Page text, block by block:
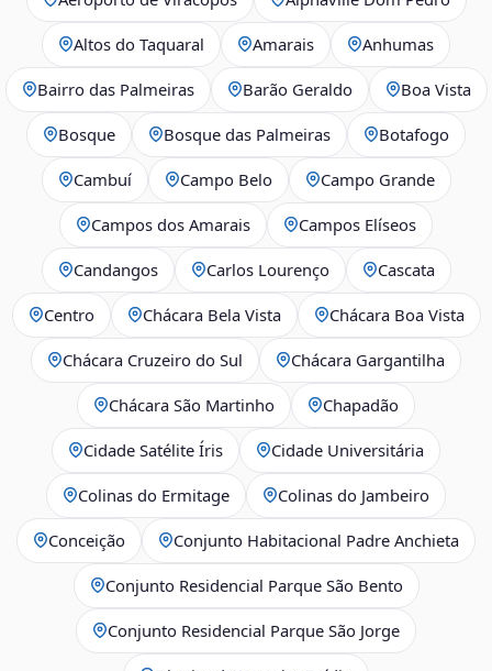
Altos do Taquaral Amarais Anhumas
Bairro das Palmeiras Barão Geraldo Boa Vista
Bosque Bosque das Palmeiras Botafogo
Cambuí Campo Belo Campo Grande
Campos dos Amarais Campos Elíseos
Candangos Carlos Lourenço Cascata
Centro Chácara Bela Vista Chácara Boa Vista
Chácara Cruzeiro do Sul Chácara Gargantilha
Chácara São Martinho Chapadão
Cidade Satélite Íris Cidade Universitária
Colinas do Ermitage Colinas do Jambeiro
Conceição Conjunto Habitacional Padre Anchieta
Conjunto Residencial Parque São Bento
Conjunto Residencial Parque São Jorge